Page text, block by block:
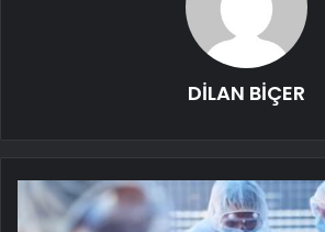
DİLAN BİÇER